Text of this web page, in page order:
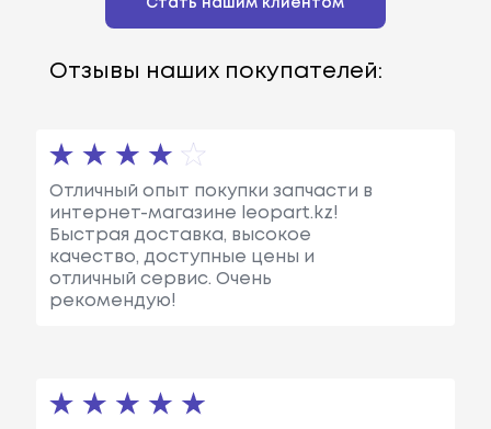
Стать нашим клиентом
Отзывы наших покупателей:
Отличный опыт покупки запчасти в
интернет-магазине leopart.kz!
Быстрая доставка, высокое
качество, доступные цены и
отличный сервис. Очень
рекомендую!